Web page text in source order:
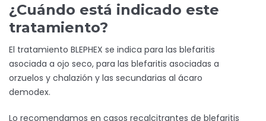
¿Cuándo está indicado este
tratamiento?
El tratamiento BLEPHEX se indica para las blefaritis
asociada a ojo seco, para las blefaritis asociadas a
orzuelos y chalazión y las secundarias al ácaro
demodex.
Lo recomendamos en casos recalcitrantes de blefaritis